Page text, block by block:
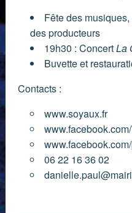
Fête des
des producteurs
19h30 : ConcertLa
Buvette et
Contacts :
www.soyaux.fr
06 22 16 36 02